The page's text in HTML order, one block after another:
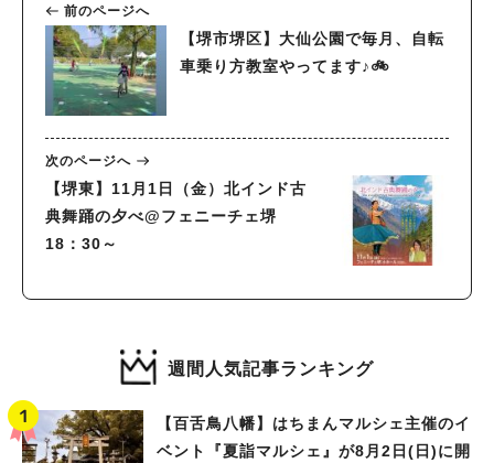
前のページへ
【堺市堺区】大仙公園で毎月、自転
車乗り方教室やってます♪🚲
次のページへ
【堺東】11月1日（金）北インド古
典舞踊の夕べ@フェニーチェ堺
18：30～
週間人気記事ランキング
【百舌鳥八幡】はちまんマルシェ主催のイ
ベント『夏詣マルシェ』が8月2日(日)に開